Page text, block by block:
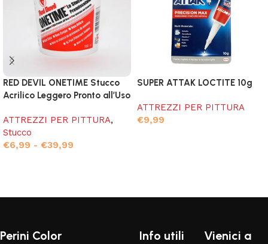
RED DEVIL ONETIME Stucco
Acrilico Leggero Pronto all’Uso
ATTREZZI PER PITTURA,
Stucco
€6,99 - €39,99
SUPER ATTAK LOCTITE 10g
ATTREZZI PER PITTURA
€9,99
Perini Color Info utili
Vienici a